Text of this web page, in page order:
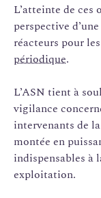
L’atteinte de
perspective
réacteurs pour
périodique.
L’ASN tient à
vigilance
intervenants de
montée en
indispensables à
exploitation.